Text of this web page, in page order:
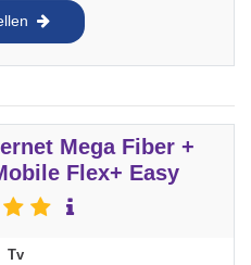
Mega Fiber +
Flex+ Easy
Tv